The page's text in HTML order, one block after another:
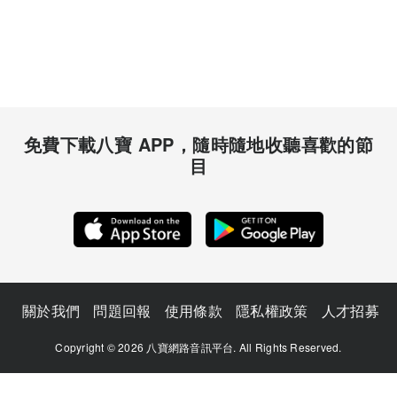
免費下載八寶 APP，隨時隨地收聽喜歡的節
目
關於我們 問題回報 使用條款 隱私權政策 人才招募
Copyright © 2026 八寶網路音訊平台. All Rights Reserved.